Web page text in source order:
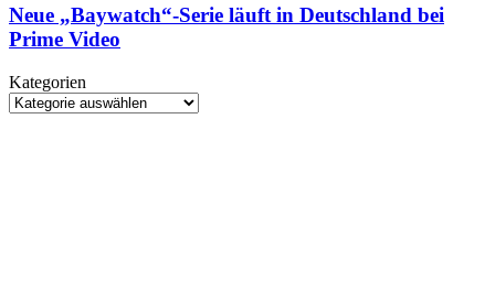
im
September
Serie
läuft
in
bei
Prime
Neue „Baywatch“-Serie läuft in Deutschland bei
Prime Video
Kategorien
Kategorien